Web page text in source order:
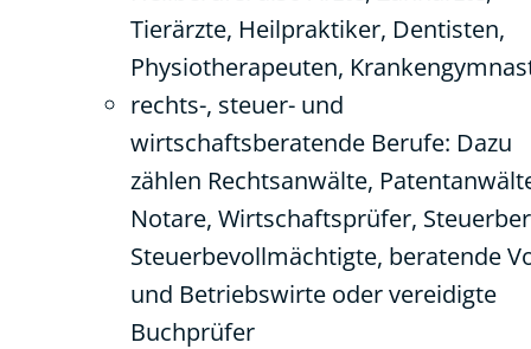
Tierärzte, Heilpraktiker, Dentisten,
Physiotherapeuten,
rechts-, steuer- und
wirtschaftsberatende Berufe: Dazu
zählen Rechtsanwälte,
Notare, Wirtschaftsprüfer,
Steuerbevollmächtigte, beratende
und Betriebswirte oder vereidigte
Buchprüfer